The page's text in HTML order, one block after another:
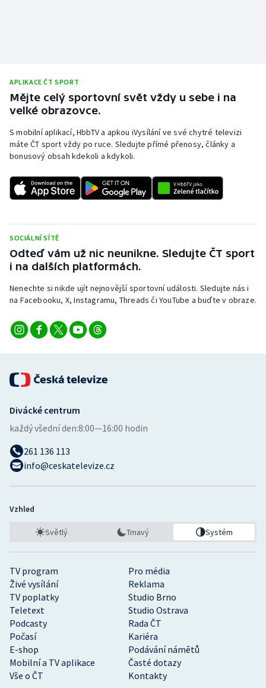
APLIKACE ČT SPORT
Mějte celý sportovní svět vždy u sebe i na
velké obrazovce.
S mobilní aplikací, HbbTV a apkou iVysílání ve své chytré televizi
máte ČT sport vždy po ruce. Sledujte přímé přenosy, články a
bonusový obsah kdekoli a kdykoli.
SOCIÁLNÍ SÍTĚ
Odteď vám už nic neunikne. Sledujte ČT sport
i na dalších platformách.
Nenechte si nikde ujít nejnovější sportovní události. Sledujte nás i
na Facebooku, X, Instagramu, Threads či YouTube a buďte v obraze.
TV program
Pro média
Živé vysílání
Reklama
TV poplatky
Studio Brno
Teletext
Studio Ostrava
Podcasty
Rada ČT
Počasí
Kariéra
E-shop
Podávání námětů
Mobilní a TV aplikace
Časté dotazy
Vše o ČT
Kontakty
Divácké centrum
každý všední den:8:00—16:00 hodin
261 136 113
info@ceskatelevize.cz
Vzhled
Světlý Tmavý Systém